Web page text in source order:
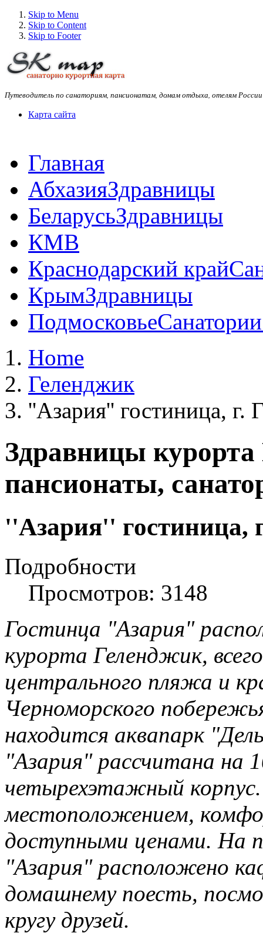
Skip to Menu
Skip to Content
Skip to Footer
Путеводитель по санаториям, пансионатам, домам отдыха, отелям
Карта сайта
Главная
АбхазияЗдравницы
БеларусьЗдравницы
КМВ
Краснодарский край
КрымЗдравницы
Подмосковье
Home
Геленджик
''Азария'' гостиница, г.
Здравницы
пансионаты,
''Азария'' гостиница,
Подробности
Просмотров: 3148
Гостинца "Азария"
курорта Геленджик,
центрального пляжа и
Черноморского
находится аквапарк
"Азария" рассчитана на
четырехэтажный
местоположением,
доступными ценами. На
"Азария" расположено
домашнему поесть,
кругу друзей.